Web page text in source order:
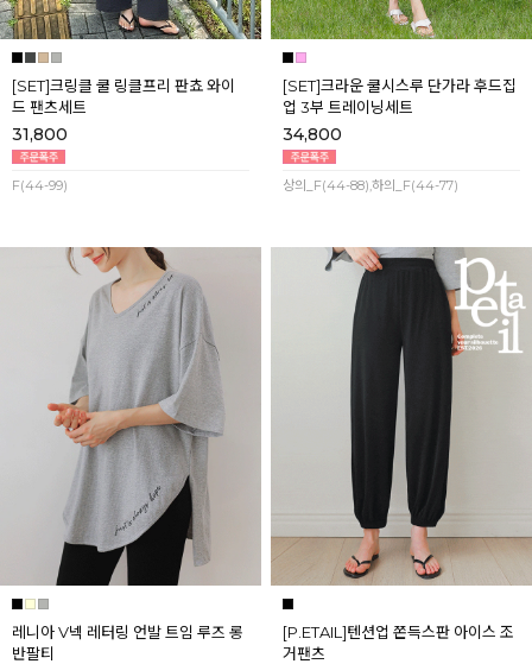
[SET]크링클 쿨 링클프리 판쵸 와이
드 팬츠세트
31,800
F(44-99)
[SET]크라운 쿨시스루 단가라 후드집
업 3부 트레이닝세트
34,800
상의_F(44-88),하의_F(44-77)
레니아 V넥 레터링 언발 트임 루즈 롱
반팔티
[P.ETAIL]텐션업 쫀득스판 아이스 조
거팬츠